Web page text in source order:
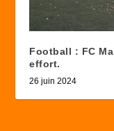
Football : FC
effort.
26 juin 2024